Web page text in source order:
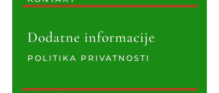
Dodatne informacije
POLITIKA PRIVATNOSTI